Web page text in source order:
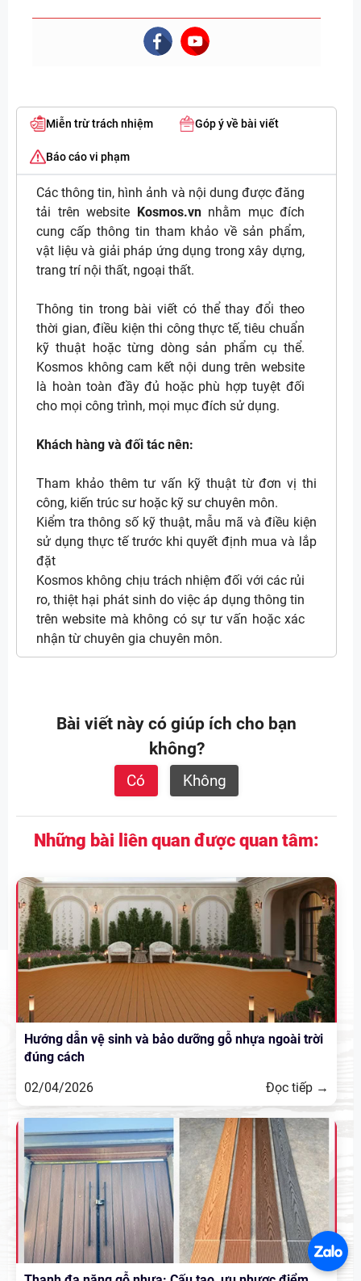
Miễn trừ trách nhiệm Góp ý về bài viết
Báo cáo vi phạm
Các thông tin, hình ảnh và nội dung được đăng
tải trên website Kosmos.vnnhằm mục đích
cung cấp thông tin tham khảo về sản phẩm,
vật liệu và giải pháp ứng dụng trong xây dựng,
trang trí nội thất, ngoại thất.
Thông tin trong bài viết có thể thay đổi theo
thời gian, điều kiện thi công thực tế, tiêu chuẩn
kỹ thuật hoặc từng dòng sản phẩm cụ thể.
Kosmos không cam kết nội dung trên website
là hoàn toàn đầy đủ hoặc phù hợp tuyệt đối
cho mọi công trình, mọi mục đích sử dụng.
Khách hàng và đối tác nên:
Tham khảo thêm tư vấn kỹ thuật từ đơn vị thi
công, kiến trúc sư hoặc kỹ sư chuyên môn.
Kiểm tra thông số kỹ thuật, mẫu mã và điều kiện
sử dụng thực tế trước khi quyết định mua và lắp
đặt
Kosmos không chịu trách nhiệm đối với các rủi
ro, thiệt hại phát sinh do việc áp dụng thông tin
trên website mà không có sự tư vấn hoặc xác
nhận từ chuyên gia chuyên môn.
Bài viết này có giúp ích cho bạn
không?
Có Không
Những bài liên quan được quan tâm:
Hướng dẫn vệ sinh và bảo dưỡng gỗ nhựa ngoài trời
đúng cách
02/04/2026
Đọc tiếp →